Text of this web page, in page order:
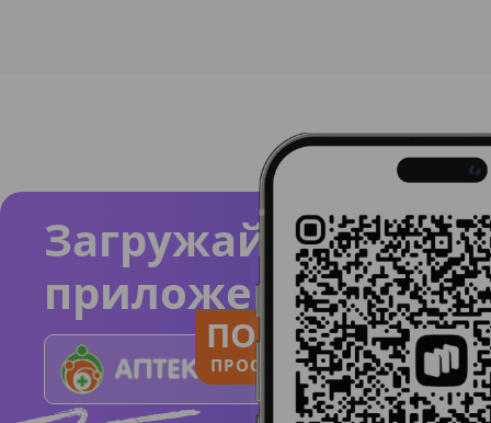
Загружайте
приложение
ПОЛЬЗУЙСЯ
ПРОСТО И ПОНЯТНО